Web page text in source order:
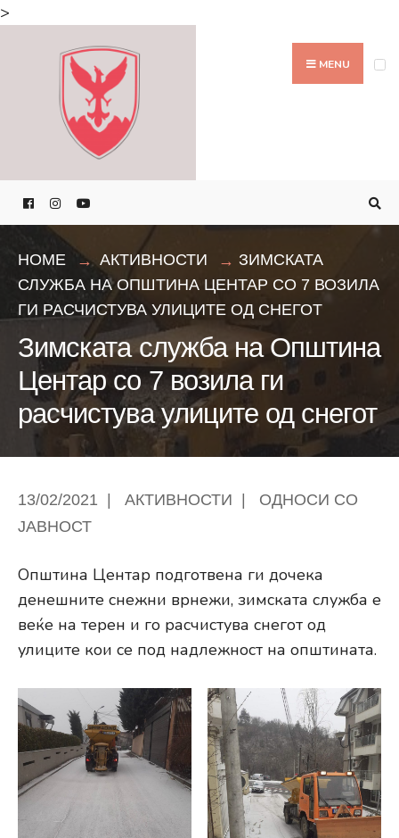
>
MENU
HOME АКТИВНОСТИ
ЗИМСКАТА
СЛУЖБА НА ОПШТИНА ЦЕНТАР СО 7 ВОЗИЛА
ГИ РАСЧИСТУВА УЛИЦИТЕ ОД СНЕГОТ
Зимската служба на Општина
Центар со 7 возила ги
расчистува улиците од снегот
13/02/2021 АКТИВНОСТИ
ОДНОСИ СО
ЈАВНОСТ
Општина Центар подготвена ги дочека
денешните снежни врнежи, зимската служба е
веќе на терен и го расчистува снегот од
улиците кои се под надлежност на општината.